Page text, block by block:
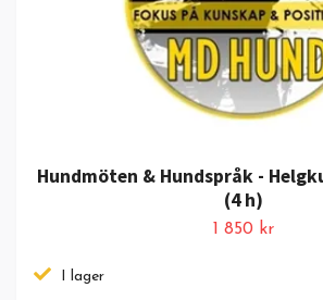
Hundmöten & Hundspråk -
(4 h)
1 850 kr
I lager